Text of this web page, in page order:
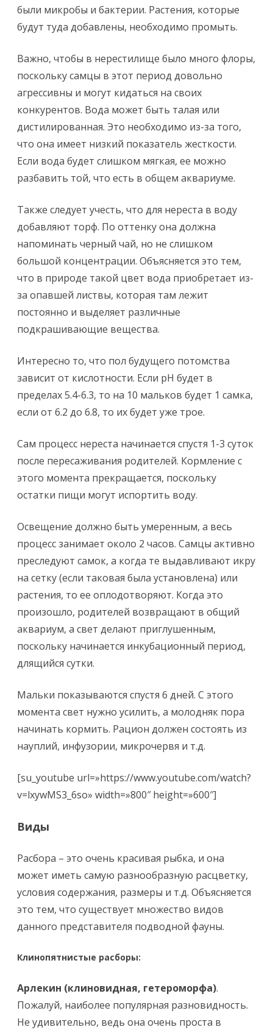
были микробы и бактерии. Растения, которые
будут туда добавлены, необходимо промыть.
Важно, чтобы в нерестилище было много флоры,
поскольку самцы в этот период довольно
агрессивны и могут кидаться на своих
конкурентов. Вода может быть талая или
дистилированная. Это необходимо из-за того,
что она имеет низкий показатель жесткости.
Если вода будет слишком мягкая, ее можно
разбавить той, что есть в общем аквариуме.
Также следует учесть, что для нереста в воду
добавляют торф. По оттенку она должна
напоминать черный чай, но не слишком
большой концентрации. Объясняется это тем,
что в природе такой цвет вода приобретает из-
за опавшей листвы, которая там лежит
постоянно и выделяет различные
подкрашивающие вещества.
Интересно то, что пол будущего потомства
зависит от кислотности. Если pH будет в
пределах 5.4-6.3, то на 10 мальков будет 1 самка,
если от 6.2 до 6.8, то их будет уже трое.
Сам процесс нереста начинается спустя 1-3 суток
после пересаживания родителей. Кормление с
этого момента прекращается, поскольку
остатки пищи могут испортить воду.
Освещение должно быть умеренным, а весь
процесс занимает около 2 часов. Самцы активно
преследуют самок, а когда те выдавливают икру
на сетку (если таковая была установлена) или
растения, то ее оплодотворяют. Когда это
произошло, родителей возвращают в общий
аквариум, а свет делают приглушенным,
поскольку начинается инкубационный период,
длящийся сутки.
Мальки показываются спустя 6 дней. С этого
момента свет нужно усилить, а молодняк пора
начинать кормить. Рацион должен состоять из
науплий, инфузории, микрочервя и т.д.
[su_youtube url=»https://www.youtube.com/watch?
v=lxywMS3_6so» width=»800″ height=»600″]
Виды
Расбора – это очень красивая рыбка, и она
может иметь самую разнообразную расцветку,
условия содержания, размеры и т.д. Объясняется
это тем, что существует множество видов
данного представителя подводной фауны.
Клинопятнистые расборы:
Арлекин (клиновидная, гетероморфа).
Пожалуй, наиболее популярная разновидность.
Не удивительно, ведь она очень проста в